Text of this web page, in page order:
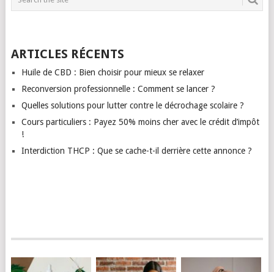
ARTICLES RÉCENTS
Huile de CBD : Bien choisir pour mieux se relaxer
Reconversion professionnelle : Comment se lancer ?
Quelles solutions pour lutter contre le décrochage scolaire ?
Cours particuliers : Payez 50% moins cher avec le crédit d’impôt
!
Interdiction THCP : Que se cache-t-il derrière cette annonce ?